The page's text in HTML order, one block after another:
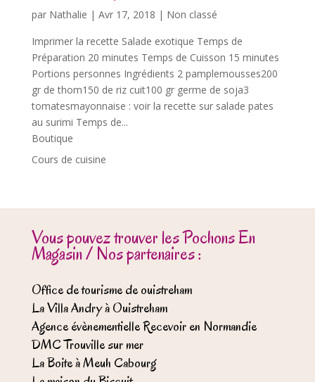
par Nathalie | Avr 17, 2018 | Non classé
Imprimer la recette Salade exotique Temps de
Préparation 20 minutes Temps de Cuisson 15 minutes
Portions personnes Ingrédients 2 pamplemousses200
gr de thom150 de riz cuit100 gr germe de soja3
tomatesmayonnaise : voir la recette sur salade pates
au surimi Temps de...
Boutique
Cours de cuisine
Vous pouvez trouver les Pochons En
Magasin / Nos partenaires :
Office de tourisme de ouistreham
La Villa Andry à Ouistreham
Agence évènementielle Recevoir en Normandie
DMC Trouville sur mer
La Boite à Meuh Cabourg